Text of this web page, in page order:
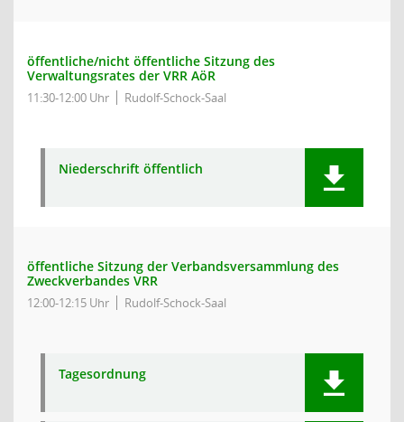
öffentliche/nicht öffentliche Sitzung des
Verwaltungsrates der VRR AöR
11:30-12:00 Uhr Rudolf-Schock-Saal
Niederschrift öffentlich
öffentliche Sitzung der Verbandsversammlung des
Zweckverbandes VRR
12:00-12:15 Uhr Rudolf-Schock-Saal
Tagesordnung